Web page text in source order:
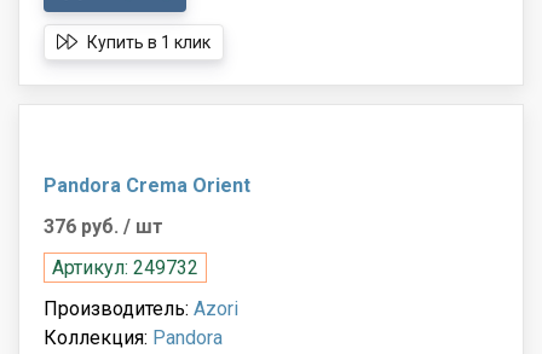
Купить в 1 клик
Pandora Crema Orient
376 руб. / шт
Артикул: 249732
Производитель: Azori
Коллекция: Pandora